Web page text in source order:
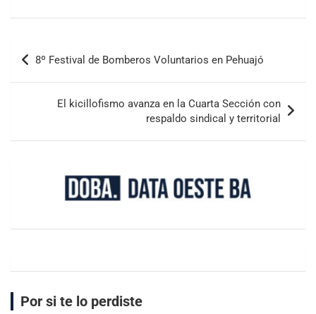
8º Festival de Bomberos Voluntarios en Pehuajó
El kicillofismo avanza en la Cuarta Sección con
respaldo sindical y territorial
Por si te lo perdiste